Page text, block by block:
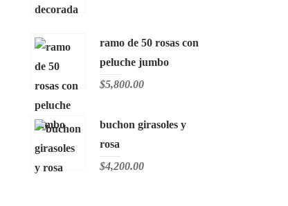
ramo de 50 rosas con
peluche jumbo
$5,800.00
buchon girasoles y
rosa
$4,200.00